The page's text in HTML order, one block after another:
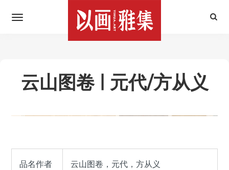
云山图卷 | 元代/方从义
品名作者 云山图卷，元代，方从义